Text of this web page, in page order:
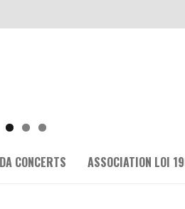
CONCERTS ASSOCIATION LOI